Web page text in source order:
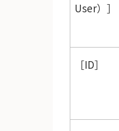
User）
ID